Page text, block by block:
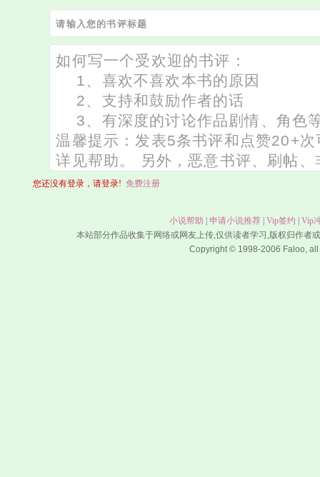
您还没有登录，请登录! 免费注册
小说帮助 申请小说推荐 Vip签约
Vip
本站部分作品收集于网络或网友上传,仅供读者学习,版权归作者
Copyright © 1998-2006 Faloo,